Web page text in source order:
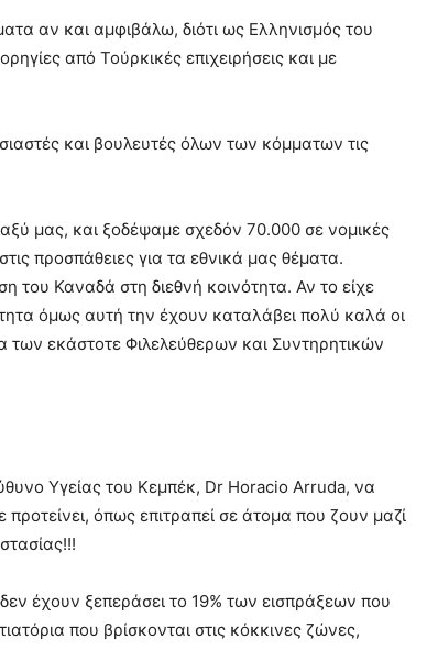
αν και αμφιβάλω, διότι ως Ελληνισμός του
από Τούρκικές επιχειρήσεις και με
και βουλευτές όλων των κόμματων τις
μας, και ξοδέψαμε σχεδόν 70.000 σε νομικές
προσπάθειες για τα εθνικά μας θέματα.
του Καναδά στη διεθνή κοινότητα. Αν το είχε
όμως αυτή την έχουν καταλάβει πολύ καλά οι
των εκάστοτε Φιλελεύθερων και Συντηρητικών
Υγείας του Κεμπέκ, Dr Horacio Arruda, να
όπως επιτραπεί σε άτομα που ζουν μαζί
έχουν ξεπεράσει το 19% των εισπράξεων που
που βρίσκονται στις κόκκινες ζώνες,